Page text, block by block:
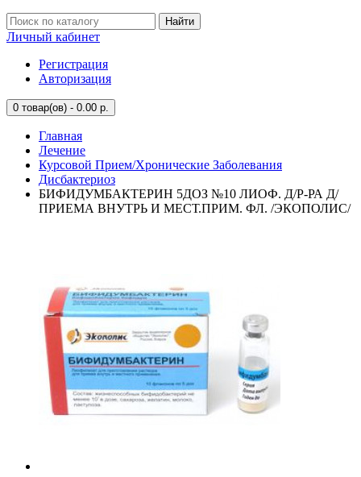
Найти
Личный кабинет
Регистрация
Авторизация
0 товар(ов) - 0.00 р.
Главная
Лечение
Курсовой Прием/Хронические Заболевания
Дисбактериоз
БИФИДУМБАКТЕРИН 5ДОЗ №10 ЛИОФ. Д/Р-РА Д/
ПРИЕМА ВНУТРЬ И МЕСТ.ПРИМ. ФЛ. /ЭКОПОЛИС/